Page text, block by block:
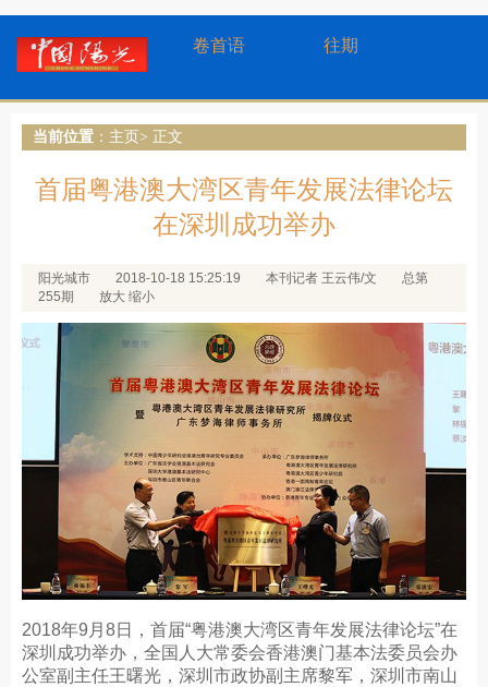
卷首语 往期
当前位置 ： 主页> 正文
首届粤港澳大湾区青年发展法律论坛
在深圳成功举办
阳光城市 2018-10-18 15:25:19 本刊记者 王云伟/文
总第
255期
放大 缩小
2018年9月8日，首届“粤港澳大湾区青年发展法律论坛”在
深圳成功举办，全国人大常委会香港澳门基本法委员会办
公室副主任王曙光，深圳市政协副主席黎军，深圳市南山